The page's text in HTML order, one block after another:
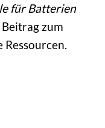
für Batterien
Beitrag zum